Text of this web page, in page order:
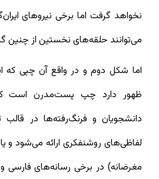
نخواهد گرفت اما برخی نیروهای
می‌توانند حلقه‌های نخستین از چنین
اما شکل دوم و در واقع آن چپی که
ظهور دارد چپ پست‌مدرن است
دانشجویان و فرنگ‌رفته‌ها در
لفاظی‌های روشنفکری ارائه می‌شود و
مغرضانه) در برخی رسانه‌های فارسی